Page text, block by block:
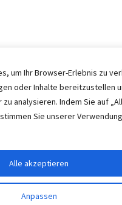
um Ihr Browser-Erlebnis zu
oder Inhalte bereitzustellen
analysieren. Indem Sie auf
Sie unserer
Anpassen
Alle akzeptieren
Germany, member of the